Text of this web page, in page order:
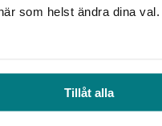
som helst ändra dina val.
Tillåt alla